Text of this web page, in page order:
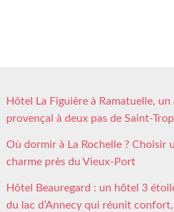
Hôtel La Figuière à Ramatuelle,
provençal à deux pas de Saint-
Où dormir à La Rochelle ? Choisir
charme près du Vieux-Port
Hôtel Beauregard : un hôtel 3
du lac d’Annecy qui réunit